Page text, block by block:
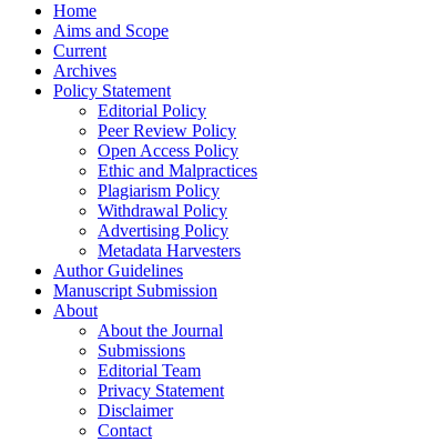
Home
Aims and Scope
Current
Archives
Policy Statement
Editorial Policy
Peer Review Policy
Open Access Policy
Ethic and Malpractices
Plagiarism Policy
Withdrawal Policy
Advertising Policy
Metadata Harvesters
Author Guidelines
Manuscript Submission
About
About the Journal
Submissions
Editorial Team
Privacy Statement
Disclaimer
Contact